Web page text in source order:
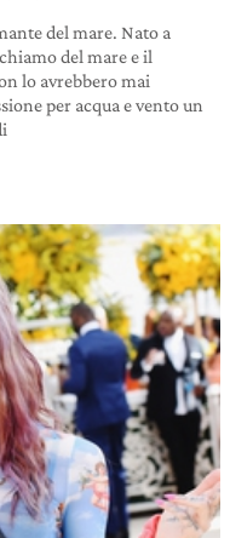
del mare. Nato a
del mare e il
lo avrebbero mai
per acqua e vento un